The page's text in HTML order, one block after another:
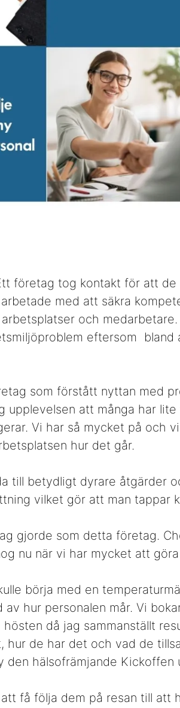
företag tog kontakt för att
med att säkra
och
eftersom bland
som förstått nyttan med
upplevelsen att många har
Vi har så mycket på och
hur det går.
till betydligt dyrare åtgärder
vilket gör att man tappar
gjorde som detta företag.
nu när vi har mycket att
börja med en
hur personalen mår. Vi
då jag sammanställt
hur de har det och vad de
den hälsofrämjande Kickoffen
få följa dem på resan till att